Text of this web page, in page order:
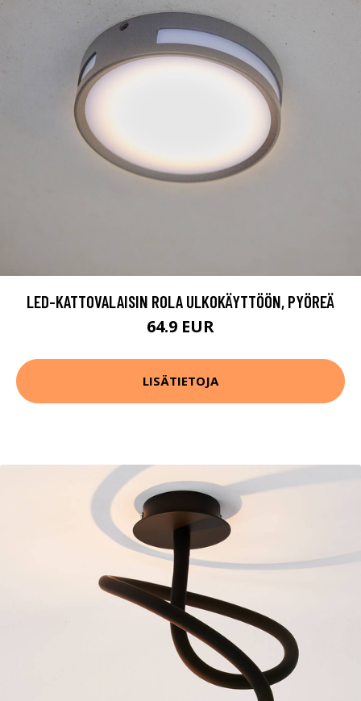
LED-KATTOVALAISIN ROLA ULKOKÄYTTÖÖN, PYÖREÄ
64.9 EUR
LISÄTIETOJA